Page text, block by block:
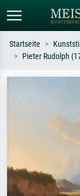
Sternennacht,
Hokusai,
Startseite
Pieter Rudolph